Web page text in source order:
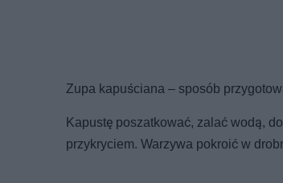
Zupa kapuściana – sposób
Kapustę poszatkować, zalać wodą,
przykryciem. Warzywa pokroić w